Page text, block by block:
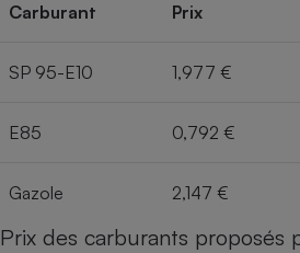
Carburant Prix
SP 95-E10 1,977 €
E85 0,792 €
Gazole 2,147 €
Prix des carburants proposés